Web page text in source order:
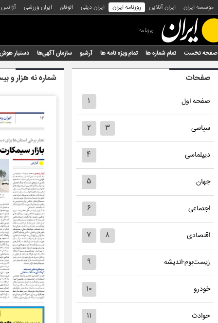
موسسه ایران ایران آنلاین روزنامه ایران ایران دیلی الوفاق ایران ورزشی
روزنامه
صفحه نخست تمام شماره ها تمام ویژه نامه ها آرشیو سازمان آگهی‌ها دستیار
صفحات
صفحه اول ۱
سیاسی ۲ ۳
دیپلماسی ۴
جهان ۵
اجتماعی ۶
اقتصادی ۷ ۸
زیست‌بوم-اندیشه ۹
خودرو ۱۰
حوادث ۱۱
شماره نه هزار